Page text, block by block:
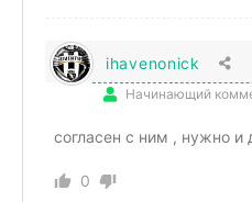
ihavenonick
Начинающий
согласен с ним , нужно и
0